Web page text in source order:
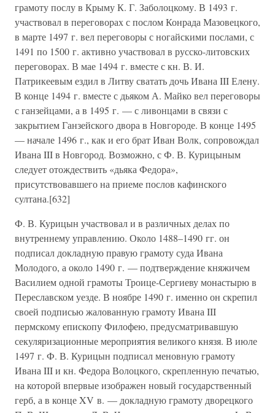
грамоту послу в Крыму К. Г. Заболоцкому. В 1493 г.
участвовал в переговорах с послом Конрада Мазовецкого,
в марте 1497 г. вел переговоры с ногайскими послами, с
1491 по 1500 г. активно участвовал в русско-литовских
переговорах. В мае 1494 г. вместе с кн. В. И.
Патрикеевым ездил в Литву сватать дочь Ивана III Елену.
В конце 1494 г. вместе с дьяком А. Майко вел переговоры
с ганзейцами, а в 1495 г. — с ливонцами в связи с
закрытием Ганзейского двора в Новгороде. В конце 1495
— начале 1496 г., как и его брат Иван Волк, сопровождал
Ивана III в Новгород. Возможно, с Ф. В. Курицыным
следует отождествить «дьяка Федора»,
присутствовавшего на приеме послов кафинского
султана.[632]
Ф. В. Курицын участвовал и в различных делах по
внутреннему управлению. Около 1488–1490 гг. он
подписал докладную правую грамоту суда Ивана
Молодого, а около 1490 г. — подтверждение княжичем
Василием одной грамоты Троице-Сергиеву монастырю в
Переславском уезде. В ноябре 1490 г. именно он скрепил
своей подписью жалованную грамоту Ивана III
пермскому епископу Филофею, предусматривавшую
секуляризационные мероприятия великого князя. В июле
1497 г. Ф. В. Курицын подписал меновную грамоту
Ивана III и кн. Федора Волоцкого, скрепленную печатью,
на которой впервые изображен новый государственный
герб, а в конце XV в. — докладную грамоту дворецкого